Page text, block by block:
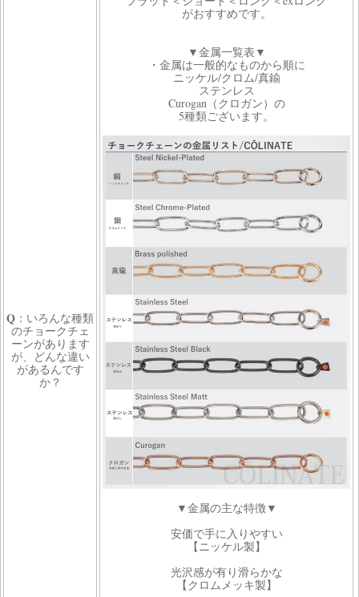
Q ：いろんな種類
のチョークチェ
ーンがあります
が、どんな違い
があるんです
か？
がおすすめです。
▼金属一覧表▼
・金属は一般的なものから順に
ニッケル/クロム/真鍮
ステンレス
Curogan（クロガン）の
5種類ございます。
▼金属の主な特徴▼
安価で手に入りやすい
【ニッケル製】
光沢感が有り滑らかな
【クロムメッキ製】